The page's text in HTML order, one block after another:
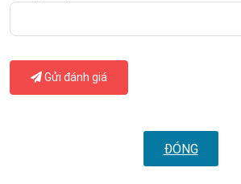
Gửi đánh giá
ĐÓNG